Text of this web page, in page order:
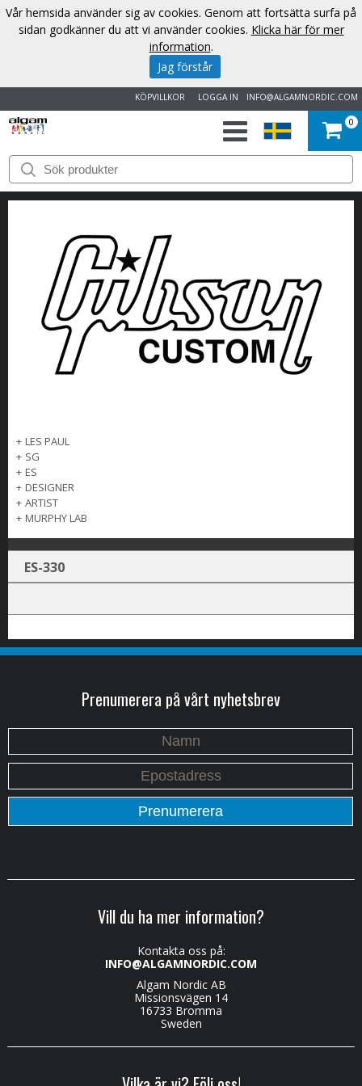
INFO@ALGAMNORDIC.COM
LOGGA IN
KÖPVILLKOR
START
VARUMÄRKEN
NYHETER
OM
OSS
KONTAKT
0
+ LES PAUL
+ SG
+ ES
+ DESIGNER
+ ARTIST
+ MURPHY LAB
ES-330
Prenumerera på vårt nyhetsbrev
Vill du ha mer information?
Kontakta oss på:
INFO@ALGAMNORDIC.COM
Algam Nordic AB
Missionsvägen 14
16733 Bromma
Sweden
Vår hemsida använder sig av cookies. Genom att fortsätta surfa på
sidan godkänner du att vi använder cookies. Klicka här för mer
information.
Jag förstår